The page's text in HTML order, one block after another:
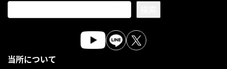
当所について